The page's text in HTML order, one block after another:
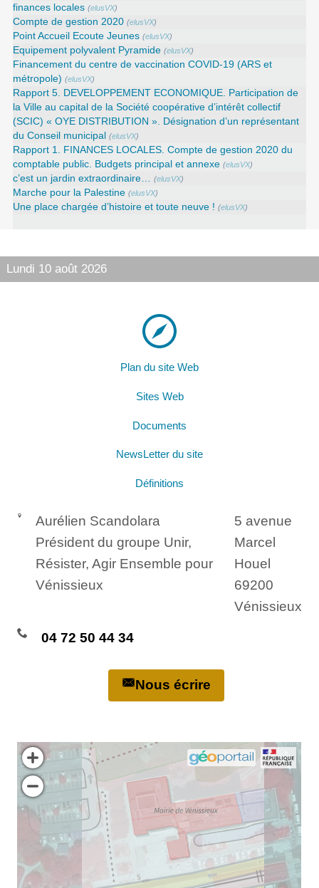
finances locales (elusVX)
Compte de gestion 2020 (elusVX)
Point Accueil Ecoute Jeunes (elusVX)
Equipement polyvalent Pyramide (elusVX)
Financement du centre de vaccination COVID-19 (ARS et
métropole) (elusVX)
Rapport 5. DEVELOPPEMENT ECONOMIQUE. Participation de
la Ville au capital de la Société coopérative d’intérêt collectif
(SCIC) « OYE DISTRIBUTION ». Désignation d’un représentant
du Conseil municipal
(elusVX)
Rapport 1. FINANCES LOCALES. Compte de gestion 2020 du
comptable public. Budgets principal et annexe (elusVX)
c’est un jardin extraordinaire… (elusVX)
Marche pour la Palestine (elusVX)
Une place chargée d’histoire et toute neuve ! (elusVX)
Lundi 10 août 2026
Plan du site Web
Sites Web
Documents
NewsLetter du site
Définitions
Aurélien Scandolara
Président du groupe Unir,
Résister, Agir Ensemble pour
Vénissieux
5 avenue
Marcel
Houel
69200
Vénissieux
04 72 50 44 34
Nous écrire